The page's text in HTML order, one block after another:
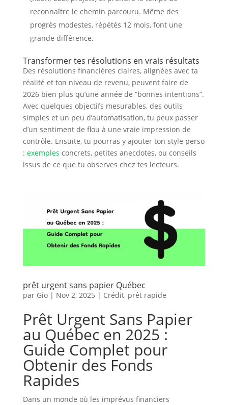
reconnaître le chemin parcouru. Même des
progrès modestes, répétés 12 mois, font une
grande différence.
Transformer tes résolutions en vrais résultats
Des résolutions financières claires, alignées avec ta
réalité et ton niveau de revenu, peuvent faire de
2026 bien plus qu’une année de “bonnes intentions”.
Avec quelques objectifs mesurables, des outils
simples et un peu d’automatisation, tu peux passer
d’un sentiment de flou à une vraie impression de
contrôle. Ensuite, tu pourras y ajouter ton style perso
: exemples concrets, petites anecdotes, ou conseils
issus de ce que tu observes chez tes lecteurs.
prêt urgent sans papier Québec
par Gio| Nov 2, 2025 | Crédit, prêt rapide
Prêt Urgent Sans Papier
au Québec en 2025 :
Guide Complet pour
Obtenir des Fonds
Rapides
Dans un monde où les imprévus financiers